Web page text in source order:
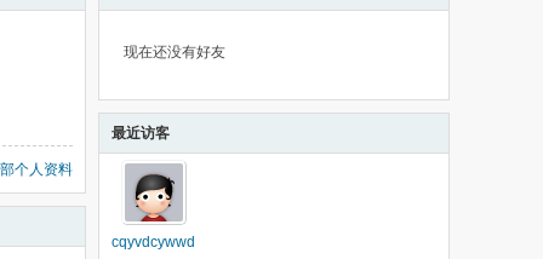
个人资料
现在还没有好友
最近访客
cqyvdcywwd